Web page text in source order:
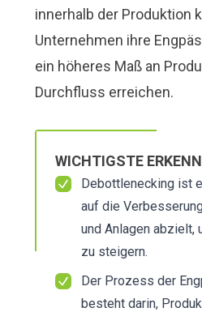
innerhalb der Produktion
Unternehmen ihre
ein höheres Maß an
Durchfluss erreichen.
WICHTIGSTE
Debottlenecking ist
auf die
und Anlagen abzielt,
zu steigern.
Der Prozess der
besteht darin,